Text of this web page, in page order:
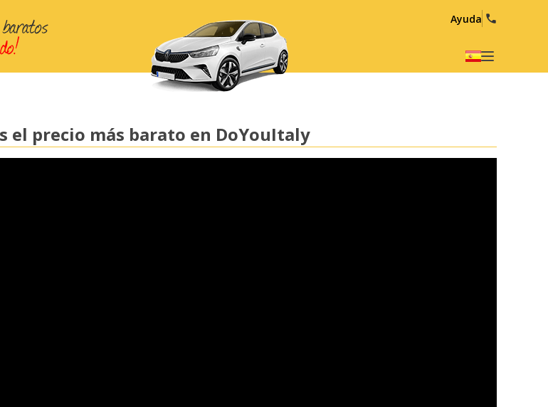
Ayuda
Deutsch
el precio más barato en DoYouItaly